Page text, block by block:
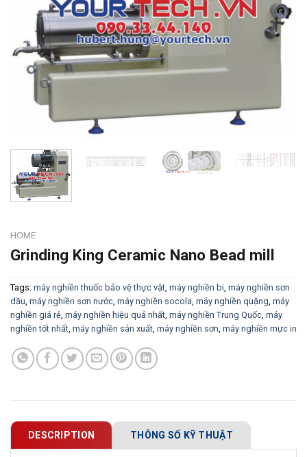
HOME
Grinding King Ceramic Nano Bead mill
Tags: máy nghiền thuốc bảo vệ thực vật máy nghiền bi máy nghiền sơn
dầu máy nghiền sơn nước máy nghiền socola máy nghiền quặng máy
nghiền giá rẻ máy nghiền hiệu quả nhất máy nghiền Trung Quốc máy
nghiền tốt nhất máy nghiền sản xuất máy nghiền sơn máy nghiền mực in
DESCRIPTION THÔNG SỐ KỸ THUẬT